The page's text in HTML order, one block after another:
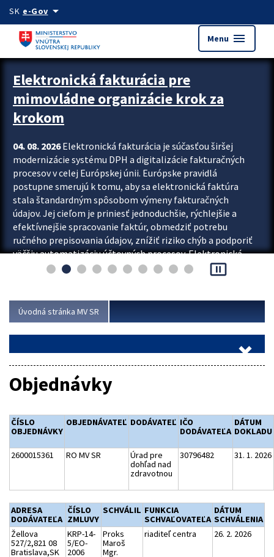
Preskocit na hlavný obsah
SK e-Govarrow_drop_down
Menu menu
Zastavit automatický posun upútavok
Elektronická fakturácia pre
mimovládne organizácie krok za
krokom
04. 08. 2026Elektronická fakturácia je súčasťou širšej
modernizácie systému DPH a digitalizácie fakturačných
procesov v celej Európskej únii. Európske pravidlá
postupne smerujú k tomu, aby sa elektronická faktúra
stala štandardným spôsobom výmeny fakturačných
údajov. Jej cieľom je priniesť jednoduchšie, rýchlejšie a
efektívnejšie spracovanie faktúr, obmedziť potrebu
ručného prepisovania údajov, znížiť riziko chýb a podporiť
väčšiu automatizáciu účtovných procesov. Elektronická
fakturácia preto nepredstavuje...
pause_presentation
Úvodná stránka MV SR
Objednávky
ČÍSLO
OBJEDNÁVKY
OBJEDNÁVATEĽ DODÁVATEĽ IČO
DODÁVATEĽA
DÁTUM
DOKLADU
2600015361 RO MV SR
Úrad pre
dohľad nad
zdravotnou
30796482 31. 1. 2026
ADRESA
DODÁVATEĽA
ČÍSLO
ZMLUVY
SCHVÁLIL FUNKCIA
SCHVAĽOVATEĽA
DÁTUM
SCHVÁLENIA
Žellova
527/2,821 08
Bratislava,SK
KRP-14-
5/EO-
2006
Proks
Maroš
Mgr.
riaditeľ centra 26. 2. 2026